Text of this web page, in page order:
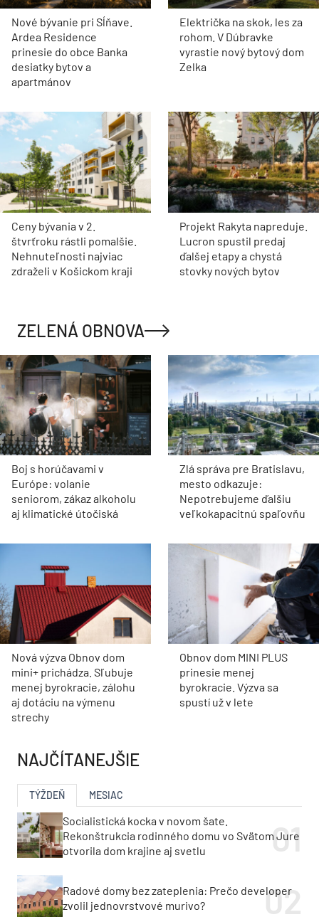
Nové bývanie pri Sĺňave.
Ardea Residence
prinesie do obce Banka
desiatky bytov a
apartmánov
Električka na skok, les za
rohom. V Dúbravke
vyrastie nový bytový dom
Zelka
Ceny bývania v 2.
štvrťroku rástli pomalšie.
Nehnuteľnosti najviac
zdraželi v Košickom kraji
Projekt Rakyta napreduje.
Lucron spustil predaj
ďalšej etapy a chystá
stovky nových bytov
ZELENÁ OBNOVA
Boj s horúčavami v
Európe: volanie
seniorom, zákaz alkoholu
aj klimatické útočiská
Zlá správa pre Bratislavu,
mesto odkazuje:
Nepotrebujeme ďalšiu
veľkokapacitnú spaľovňu
Nová výzva Obnov dom
mini+ prichádza. Sľubuje
menej byrokracie, zálohu
aj dotáciu na výmenu
strechy
Obnov dom MINI PLUS
prinesie menej
byrokracie. Výzva sa
spustí už v lete
NAJČÍTANEJŠIE
TÝŽDEŇ MESIAC
Socialistická kocka v novom šate.
Rekonštrukcia rodinného domu vo Svätom Jure
otvorila dom krajine aj svetlu
Radové domy bez zateplenia: Prečo developer
zvolil jednovrstvové murivo?